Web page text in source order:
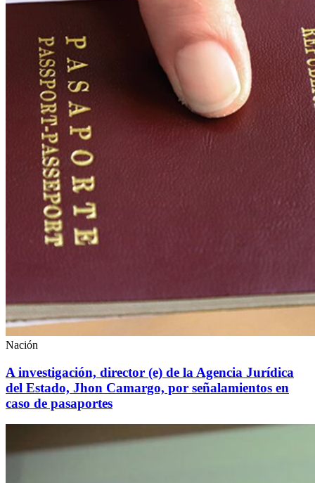
Nación
A investigación, director (e) de la Agencia Jurídica
del Estado, Jhon Camargo, por señalamientos en
caso de pasaportes